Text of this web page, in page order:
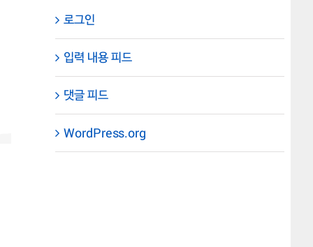
로그인
입력 내용 피드
댓글 피드
WordPress.org